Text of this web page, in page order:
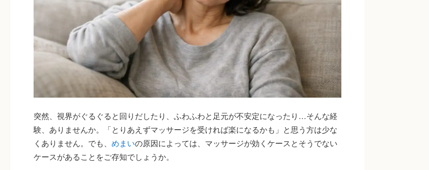
突然、視界がぐるぐると回りだしたり、ふわふわと足元が不安定になったり…そんな経
験、ありませんか。「とりあえずマッサージを受ければ楽になるかも」と思う方は少な
くありません。でも、 めまいの原因によっては、マッサージが効くケースとそうでない
ケースがあることをご存知でしょうか。